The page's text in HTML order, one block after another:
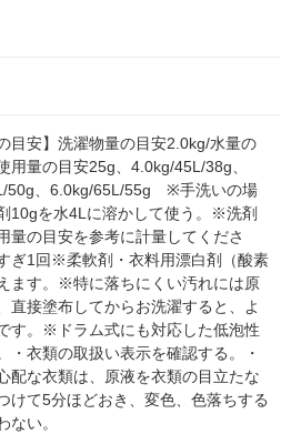
目安】洗濯物量の目安2.0kg/水量の
用量の目安25g、4.0kg/45L/38g、
50g、6.0kg/65L/55g ※手洗いの場
10gを水4Lに溶かして使う。※洗剤
量の目安を参考に計量してくださ
ぎ1回※柔軟剤・衣料用漂白剤（酸素
ます。※特に落ちにくい汚れには原
直接塗布してからお洗濯すると、よ
す。※ドラム式にも対応した低泡性
・衣類の取扱い表示を確認する。・
配な衣類は、原液を衣類の目立たな
けて5分ほどおき、変色、色落ちする
ない。